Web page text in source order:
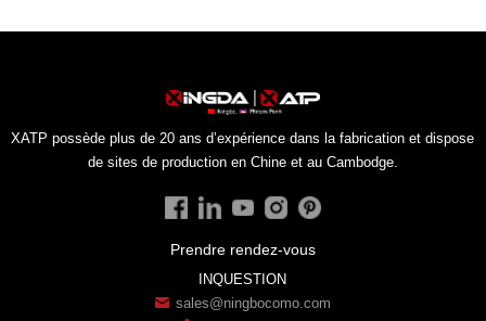
de sites de production en Chine et au Cambodge.
Prendre rendez-vous
INQUESTION
sales@ningbocomo.com